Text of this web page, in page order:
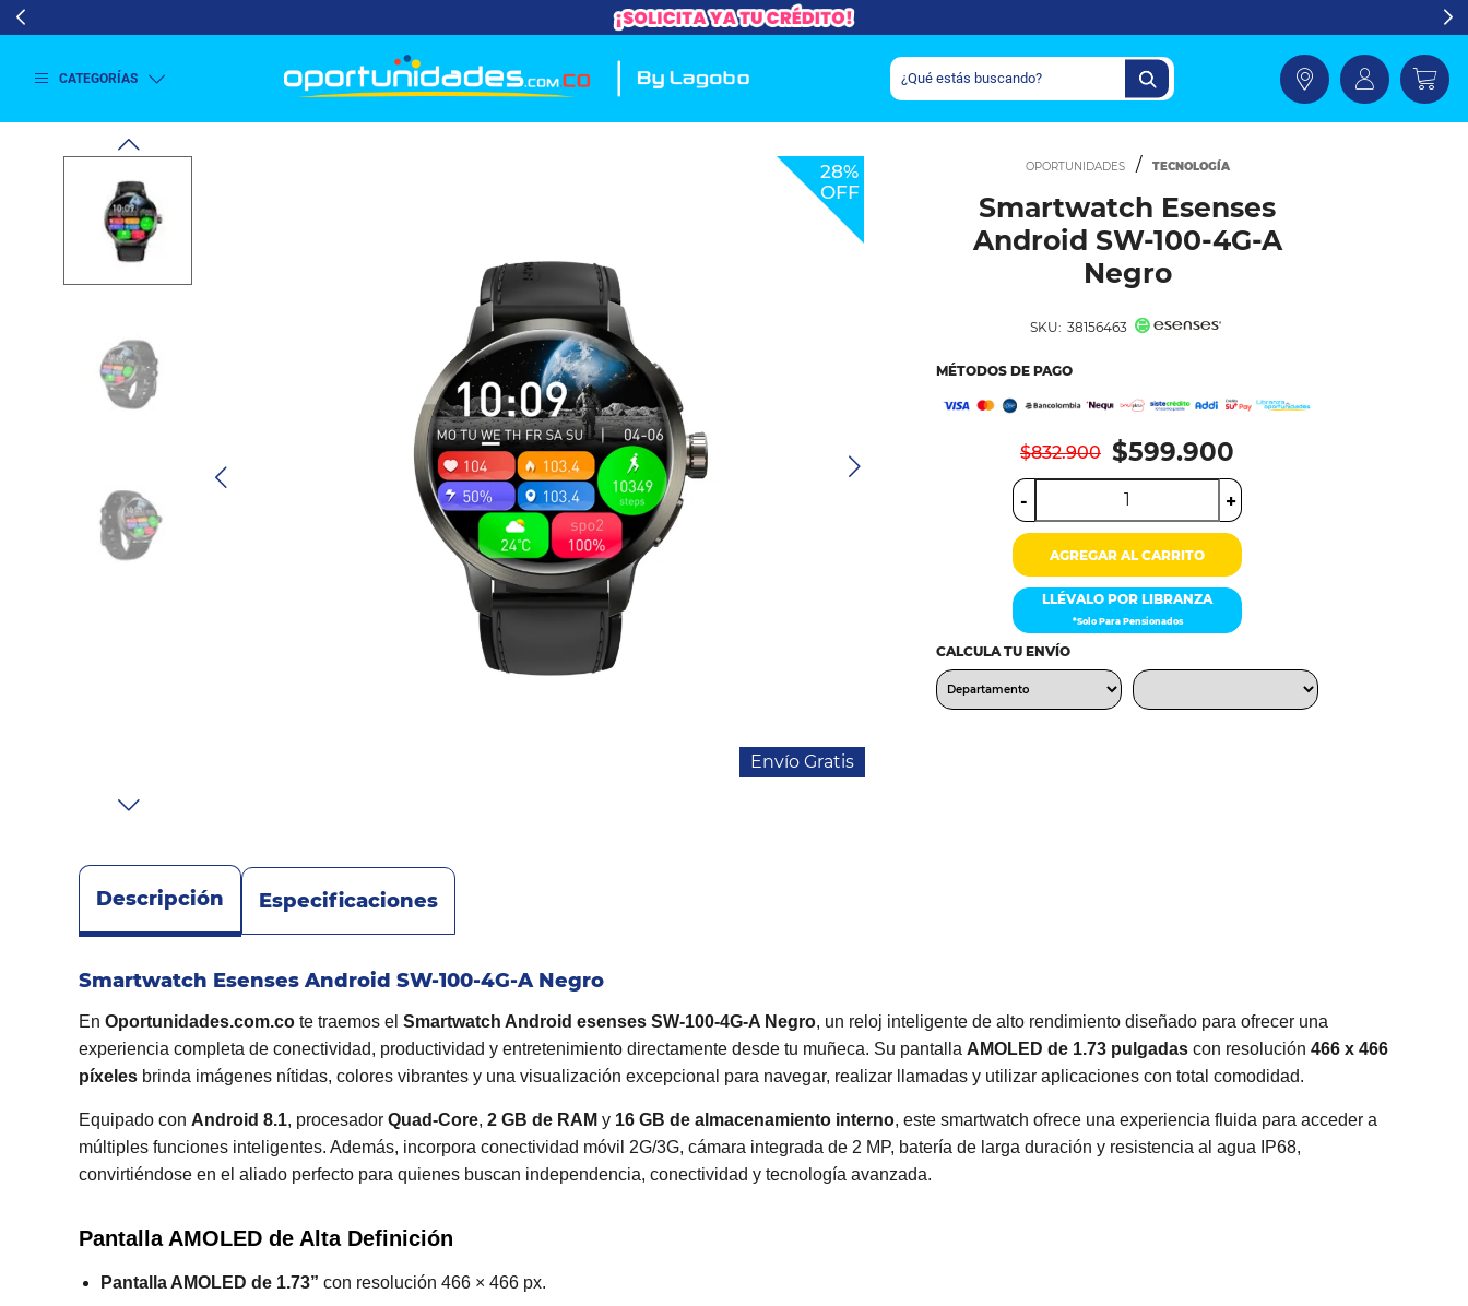
CATEGORÍAS
Secado
Refrigeración
Refrigeración
Climatización
Colchones
Cocina
Sonido
Combos
Herramientas
28%
OFF
Envío Gratis
TECNOLOGÍA
Smartwatch Esenses
Android SW-100-4G-A
Negro
SKU: 38156463
MÉTODOS DE PAGO
$832.900 $599.900
- +
AGREGAR AL CARRITO
LLÉVALO POR LIBRANZA
*Solo Para Pensionados
CALCULA TU ENVÍO
Descripción Especificaciones
Smartwatch Esenses Android SW-100-4G-A Negro
En Oportunidades.com.co te traemos el Smartwatch Android esenses SW-100-4G-A Negro, un reloj inteligente de alto rendimiento diseñado para ofrecer una
experiencia completa de conectividad, productividad y entretenimiento directamente desde tu muñeca. Su pantalla AMOLED de 1.73 pulgadas con resolución 466 x 466
píxeles brinda imágenes nítidas, colores vibrantes y una visualización excepcional para navegar, realizar llamadas y utilizar aplicaciones con total comodidad.
Equipado con Android 8.1, procesador Quad-Core, 2 GB de RAM y 16 GB de almacenamiento interno, este smartwatch ofrece una experiencia fluida para acceder a
múltiples funciones inteligentes. Además, incorpora conectividad móvil 2G/3G, cámara integrada de 2 MP, batería de larga duración y resistencia al agua IP68,
convirtiéndose en el aliado perfecto para quienes buscan independencia, conectividad y tecnología avanzada.
Pantalla AMOLED de Alta Definición
Pantalla AMOLED de 1.73” con resolución 466 × 466 px.